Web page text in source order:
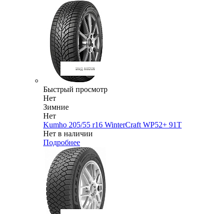
Быстрый просмотр
Нет
Зимние
Нет
Kumho 205/55 r16 WinterCraft WP52+ 91T
Нет в наличии
Подробнее